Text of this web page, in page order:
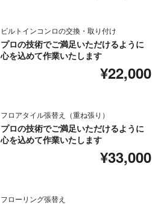
ビルトインコンロの交換・取り付け
プロの技術でご満足いただけるように
心を込めて作業いたします
¥22,000
フロアタイル張替え（重ね張り）
プロの技術でご満足いただけるように
心を込めて作業いたします
¥33,000
フローリング張替え